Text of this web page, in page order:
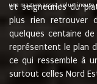
une mazure assez volumineuse
et seigneuries du
plus rien retrouver
quelques centaine
représentent le plan
ce qui ressemble à
surtout celles Nord